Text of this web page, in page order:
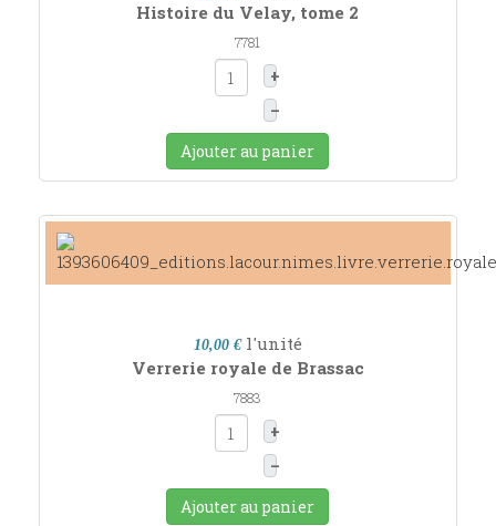
Histoire du Velay, tome 2
7781
+
–
Ajouter au panier
10,00 € l'unité
Verrerie royale de Brassac
7883
+
–
Ajouter au panier